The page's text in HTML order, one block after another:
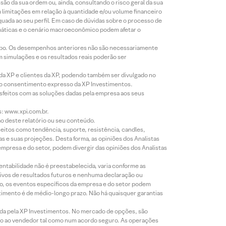
da sua ordem ou, ainda, consultando o risco geral da sua
em relação à quantidade e/ou volume financeiro
ao seu perfil. Em caso de dúvidas sobre o processo de
e o cenário macroeconômico podem afetar o
Os desempenhos anteriores não são necessariamente
e os resultados reais poderão ser
e clientes da XP, podendo também ser divulgado no
consentimento expresso da XP Investimentos.
com as soluções dadas pela empresa aos seus
www.xpi.com.br.
deste relatório ou seu conteúdo.
como tendência, suporte, resistência, candles,
e suas projeções. Desta forma, as opiniões dos Analistas
e do setor, podem divergir das opiniões dos Analistas
não é preestabelecida, varia conforme as
de resultados futuros e nenhuma declaração ou
os eventos específicos da empresa e do setor podem
é de médio-longo prazo. Não há quaisquer garantias
pela XP Investimentos. No mercado de opções, são
vendedor tal como num acordo seguro. As operações